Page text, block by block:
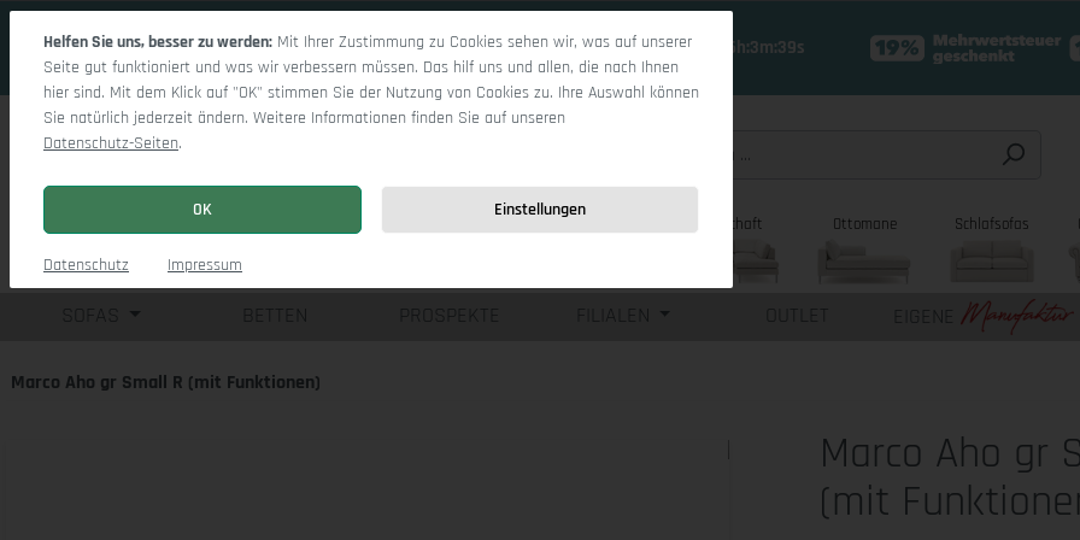
19 Tage 16h:3m:38s
Wohnlandschaft Ottomane Schlafsofas
BETTEN PROSPEKTE FILIALEN OUTLET EIGENE
Marco Aho gr Small R (mit Funktionen)
Marco Aho gr
(mit
Helfen Sie uns, besser zu werden: Mit Ihrer Zustimmung zu Cookies sehen wir, was auf unserer
Seite gut funktioniert und was wir verbessern müssen. Das hilf uns und allen, die nach Ihnen
hier sind. Mit dem Klick auf "OK" stimmen Sie der Nutzung von Cookies zu. Ihre Auswahl können
Sie natürlich jederzeit ändern. Weitere Informationen finden Sie auf unseren
Datenschutz-Seiten.
OK Einstellungen
Datenschutz Impressum